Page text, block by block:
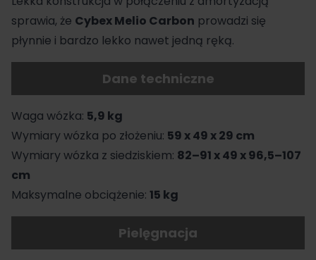
sprawia, że Cybex Melio Carbon prowadzi się
płynnie i bardzo lekko nawet jedną ręką.
Dane techniczne
Waga wózka: 5,9 kg
Wymiary wózka po złożeniu: 59 x 49 x 29 cm
Wymiary wózka z siedziskiem: 82–91 x 49 x 96,5–107
cm
Maksymalne obciążenie: 15 kg
Pielęgnacja